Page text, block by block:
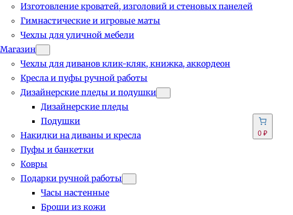
Изготовление кроватей, изголовий и стеновых панелей
Гимнастические и игровые маты
Чехлы для уличной мебели
Магазин
Чехлы для диванов клик-кляк, книжка, аккордеон
Кресла и пуфы ручной работы
Дизайнерские пледы и подушки
Дизайнерские пледы
Подушки
Накидки на диваны и кресла
Пуфы и банкетки
Ковры
Подарки ручной работы
Часы настенные
Броши из кожи
0 ₽